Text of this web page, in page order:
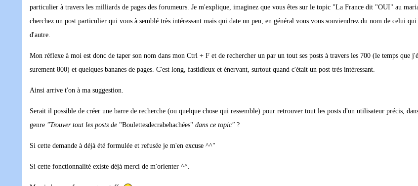
particulier à travers les milliards de pages des forumeurs. Je m'explique, imaginez que vous êtes sur le topic "La France dit "OUI" au
cherchez un post particulier qui vous à semblé très intéressant mais qui date un peu, en général vous vous souviendrez du nom de celui
d'autre.
Mon réflexe à moi est donc de taper son nom dans mon Ctrl + F et de rechercher un par un tout ses posts à travers les 700 (le temps que
surement 800) et quelques bananes de pages. C'est long, fastidieux et énervant, surtout quand c'était un post très intéressant.
Ainsi arrive t'on à ma suggestion.
Serait il possible de créer une barre de recherche (ou quelque chose qui ressemble) pour retrouver tout les posts d'un utilisateur précis,
genre "Trouver tout les posts de "Boulettesdecrabehachées" dans ce topic" ?
Si cette demande à déjà été formulée et refusée je m'en excuse ^^"
Si cette fonctionnalité existe déjà merci de m'orienter ^^.